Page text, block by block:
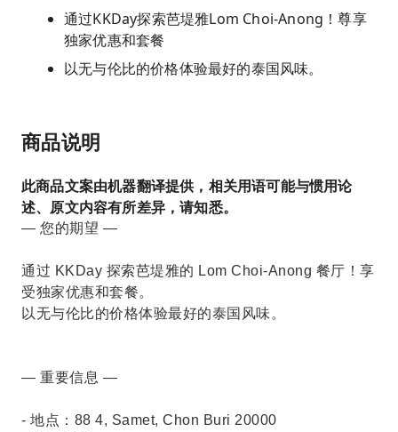
通过KKDay探索芭堤雅Lom Choi-Anong！尊享
独家优惠和套餐
以无与伦比的价格体验最好的泰国风味。
商品说明
此商品文案由机器翻译提供，相关用语可能与惯用论
述、原文内容有所差异，请知悉。
— 您的期望 —
通过 KKDay 探索芭堤雅的 Lom Choi-Anong 餐厅！享
受独家优惠和套餐。
以无与伦比的价格体验最好的泰国风味。
— 重要信息 —
- 地点：88 4, Samet, Chon Buri 20000